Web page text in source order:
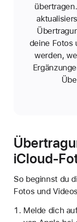
deine Fotos
werden,
iCloud-
So beginnst du
Fotos und
Melde dich